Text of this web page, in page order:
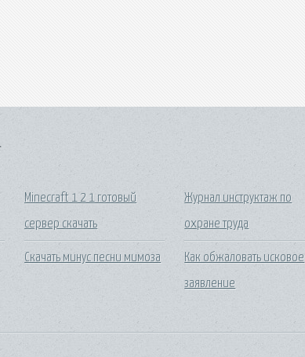
Minecraft 1 2 1 готовый
сервер скачать
Скачать минус песни мимоза
Журнал инструктаж по
охране труда
Как обжаловать исковое
заявление